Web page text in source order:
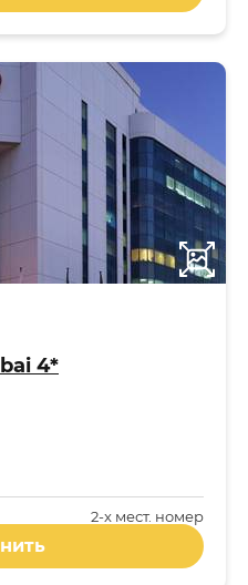
4*
2-x мест. номер